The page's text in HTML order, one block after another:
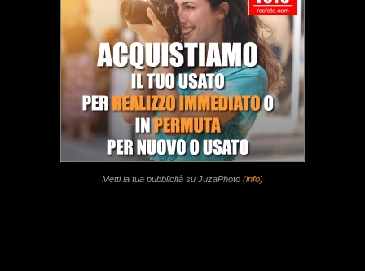
Metti la tua pubblicità su JuzaPhoto (info)